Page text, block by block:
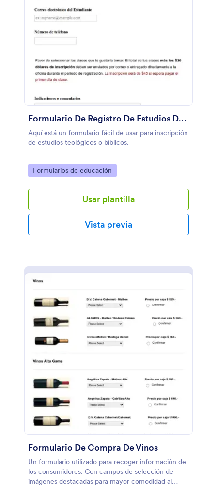
Formulario De Registro De Estudios De Teología
Aquí está un formulario fácil de usar para inscripción
de estudios teológicos o bíblicos.
Go to Category:
Formularios de educación
Usar plantilla
Vista previa
Formulario De Compra De Vinos
Un formulario utilizado para recoger información de
los consumidores. Con campos de selección de
imágenes destacadas para mayor comodidad al